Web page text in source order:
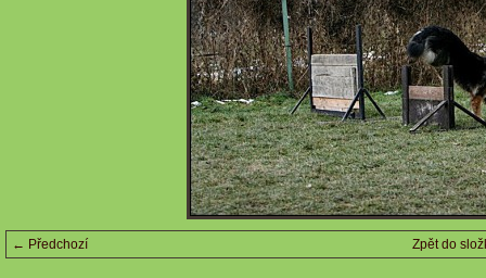
← Předchozí Zpět do